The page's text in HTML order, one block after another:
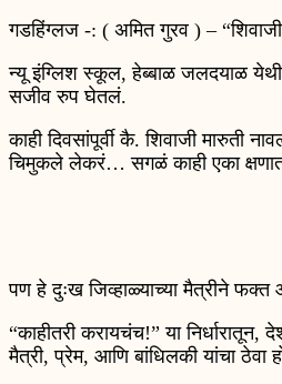
गडहिंग्लज -: ( अमित गुरव ) –
न्यू इंग्लिश स्कूल, हेब्बाळ जलदयाळ
सजीव रुप घेतलं.
काही दिवसांपूर्वी कै. शिवाजी मारुती
चिमुकले लेकरं… सगळं काही एका
पण हे दुःख जिव्हाळ्याच्या मैत्रीने
“काहीतरी करायचंच!” या
मैत्री, प्रेम, आणि बांधिलकी यांचा ठेवा